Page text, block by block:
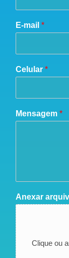
E-mail *
Celular *
Mensagem *
Anexar
Clique ou